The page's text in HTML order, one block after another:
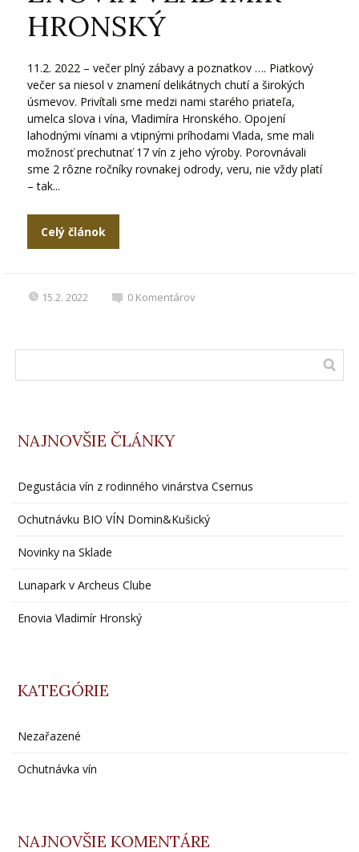
HRONSKÝ
11.2. 2022 – večer plný zábavy a poznatkov …. Piatkový
večer sa niesol v znamení delikátnych chutí a širokých
úsmevov. Privítali sme medzi nami starého priateľa,
umelca slova i vína, Vladimíra Hronského. Opojení
lahodnými vínami a vtipnými príhodami Vlada, sme mali
možnosť prechutnať 17 vín z jeho výroby. Porovnávali
sme 2 rôzne ročníky rovnakej odrody, veru, nie vždy platí
– tak...
Celý článok
15.2. 2022 0 Komentárov
NAJNOVŠIE ČLÁNKY
Degustácia vín z rodinného vinárstva Csernus
Ochutnávku BIO VÍN Domin&Kušický
Novinky na Sklade
Lunapark v Archeus Clube
Enovia Vladimír Hronský
KATEGÓRIE
Nezařazené
Ochutnávka vín
NAJNOVŠIE KOMENTÁRE